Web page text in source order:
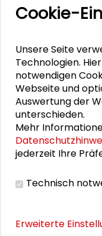
unterschiedlichen
Welche Formen
optimieren?
Diese Fragen
Verleihung des
Schader-Stiftung.
und Praxis bietet
Austausch, um
fruchtbar zu
Schader-Stiftung
Schutzgebühr:
Cookie-
Unsere Seite
Technologien.
notwendigen
Webseite und
Auswertung der
unterschieden.
Mehr
jederzeit Ihre
Technisch
Erweiterte